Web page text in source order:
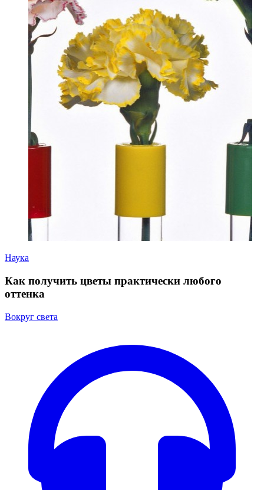
Наука
Как получить цветы практически любого
оттенка
Вокруг света